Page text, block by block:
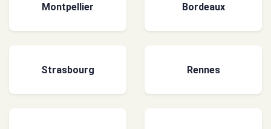
Montpellier Bordeaux
Strasbourg Rennes